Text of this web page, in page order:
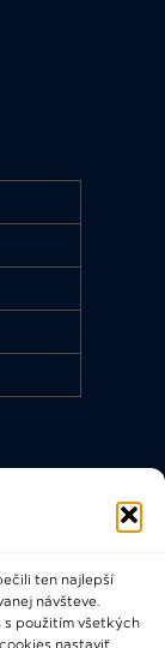
ten najlepší
návšteve.
s použitím všetkých